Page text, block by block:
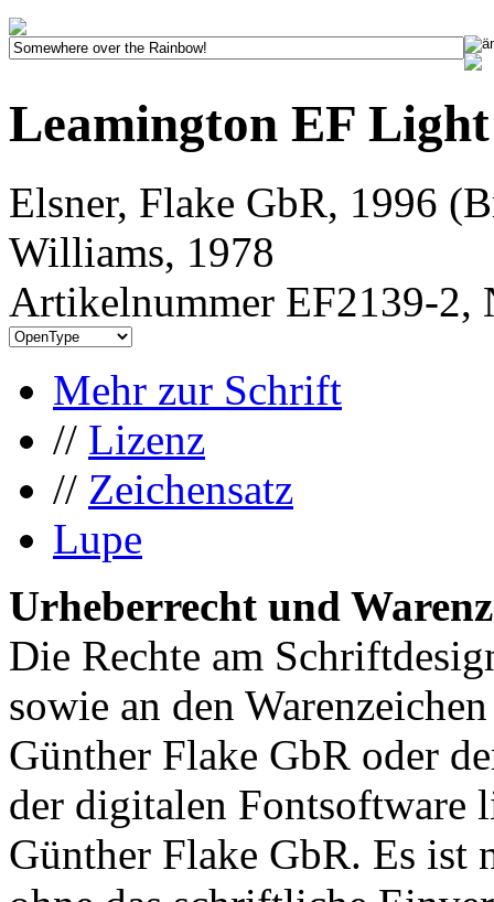
Leamington EF
Elsner, Flake GbR, 1996
Williams, 1978
Artikelnummer EF2139-2,
Mehr zur Schrift
// Lizenz
// Zeichensatz
Lupe
Urheberrecht und
Die Rechte am
sowie an den
Günther Flake GbR oder
der digitalen Fontsoftware
Günther Flake GbR. Es ist